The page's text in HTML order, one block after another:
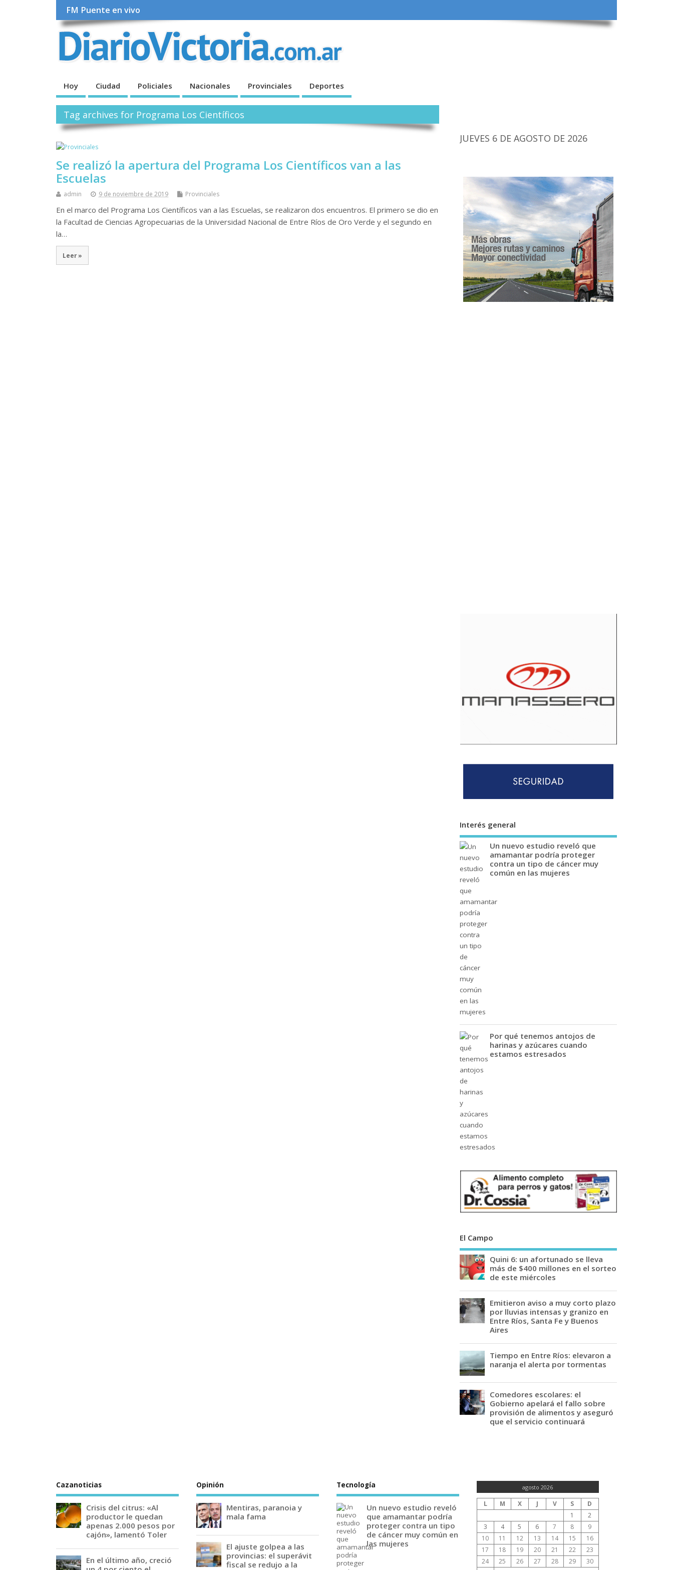
FM Puente en vivo
Hoy Ciudad Policiales Nacionales Provinciales Deportes
Tag archives for Programa Los Científicos
Se realizó la apertura del Programa Los Científicos van a las
Escuelas
admin 9 de noviembre de 2019 Provinciales
En el marco del Programa Los Científicos van a las Escuelas, se realizaron dos encuentros. El primero se dio en
la Facultad de Ciencias Agropecuarias de la Universidad Nacional de Entre Ríos de Oro Verde y el segundo en
la…
Leer »
JUEVES 6 DE AGOSTO DE 2026
Interés general
Un nuevo estudio reveló que
amamantar podría proteger
contra un tipo de cáncer muy
común en las mujeres
Por qué tenemos antojos de
harinas y azúcares cuando
estamos estresados
El Campo
Quini 6: un afortunado se lleva
más de $400 millones en el sorteo
de este miércoles
Emitieron aviso a muy corto plazo
por lluvias intensas y granizo en
Entre Ríos, Santa Fe y Buenos
Aires
Tiempo en Entre Ríos: elevaron a
naranja el alerta por tormentas
Comedores escolares: el
Gobierno apelará el fallo sobre
provisión de alimentos y aseguró
que el servicio continuará
Cazanoticias
Crisis del citrus: «Al
productor le quedan
apenas 2.000 pesos por
cajón», lamentó Toler
En el último año, creció
Opinión
Mentiras, paranoia y
mala fama
El ajuste golpea a las
provincias: el superávit
fiscal se redujo a la
Tecnología
Un nuevo estudio reveló
que amamantar podría
proteger contra un tipo
de cáncer muy común en
las mujeres
agosto 2026
L M X J V S
D
1
2
3
4 5 6 7 8
9
10
11 12 13 14 15
16
17
18 19 20 21 22
23
24
25 26 27 28 29
30